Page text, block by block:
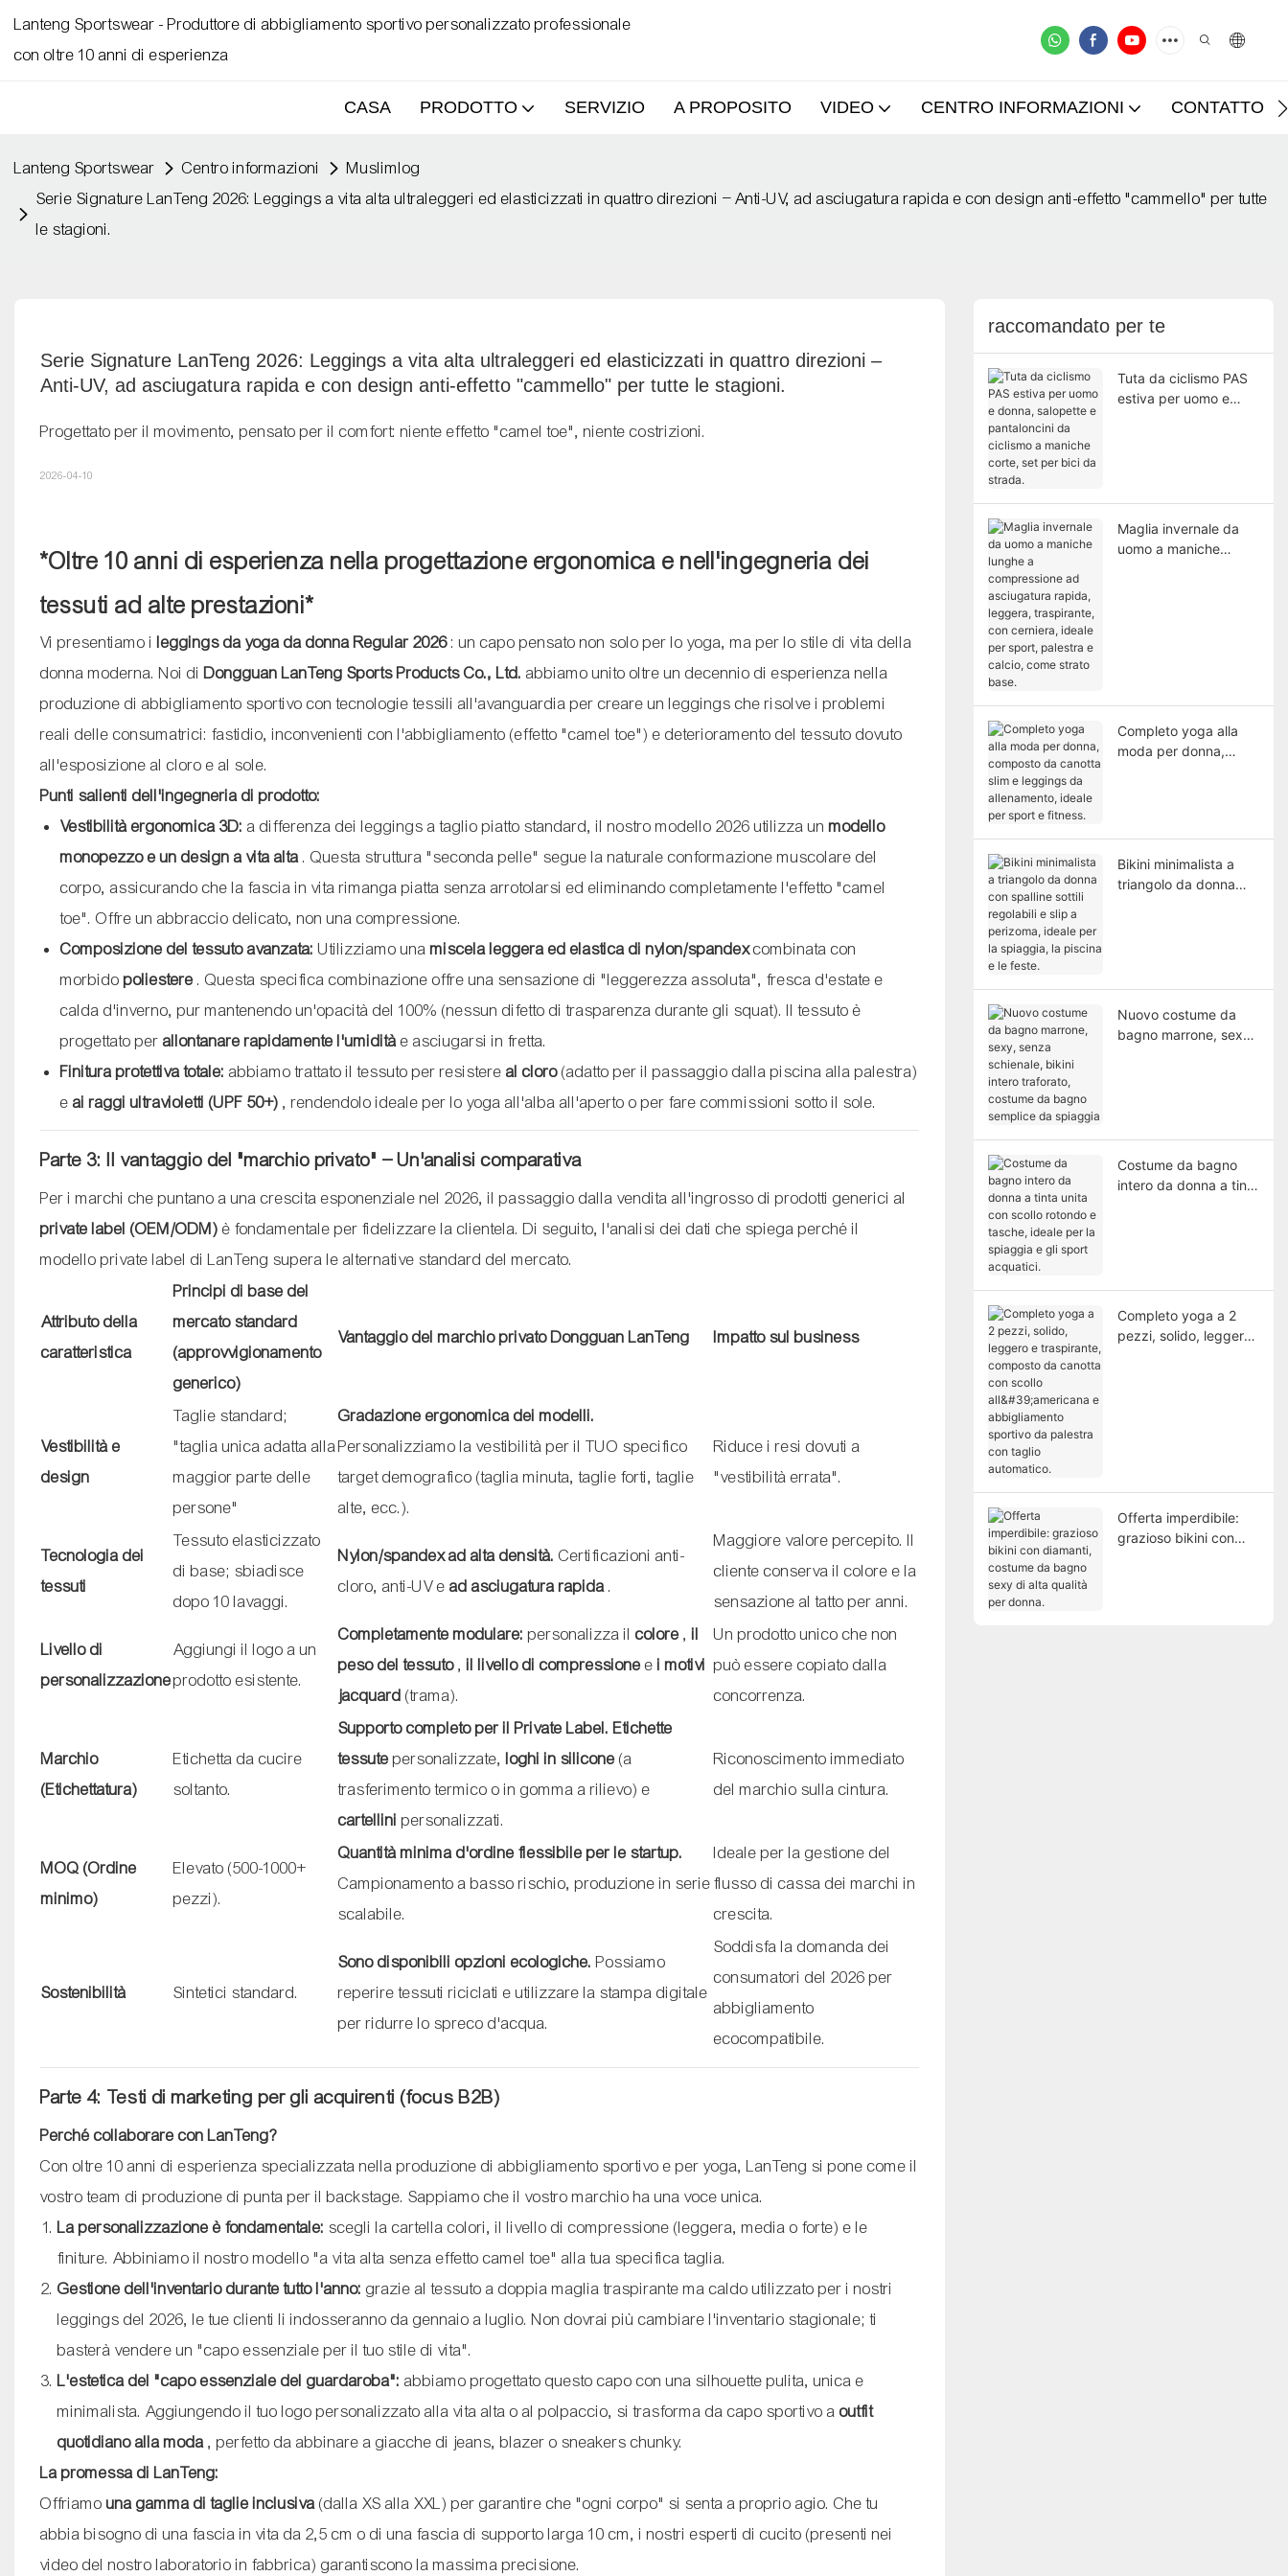
Lanteng Sportswear - Produttore di abbigliamento sportivo personalizzato professionale
con oltre 10 anni di esperienza
CASA PRODOTTO SERVIZIO A PROPOSITO VIDEO CENTRO INFORMAZIONI CONTATTO
Lanteng Sportswear Centro informazioni
Muslimlog
Serie Signature LanTeng 2026: Leggings a vita alta ultraleggeri ed elasticizzati in quattro direzioni – Anti-UV, ad asciugatura rapida e con design anti-effetto "cammello" per tutte
le stagioni.
Serie Signature LanTeng 2026: Leggings a vita alta ultraleggeri ed elasticizzati in quattro direzioni –
Anti-UV, ad asciugatura rapida e con design anti-effetto "cammello" per tutte le stagioni.
Progettato per il movimento, pensato per il comfort: niente effetto "camel toe", niente costrizioni.
2026-04-10
*Oltre 10 anni di esperienza nella progettazione ergonomica e nell'ingegneria dei
tessuti ad alte prestazioni*
Vi presentiamo ileggings da yoga da donna Regular 2026: un capo pensato non solo per lo yoga, ma per lo stile di vita della
donna moderna. Noi diDongguan LanTeng Sports Products Co., Ltd. abbiamo unito oltre un decennio di esperienza nella
produzione di abbigliamento sportivo con tecnologie tessili all'avanguardia per creare un leggings che risolve i problemi
reali delle consumatrici: fastidio, inconvenienti con l'abbigliamento (effetto "camel toe") e deterioramento del tessuto dovuto
all'esposizione al cloro e al sole.
Punti salienti dell'ingegneria di prodotto:
Vestibilità ergonomica 3D: a differenza dei leggings a taglio piatto standard, il nostro modello 2026 utilizza unmodello
monopezzo e un design a vita alta. Questa struttura "seconda pelle" segue la naturale conformazione muscolare del
corpo, assicurando che la fascia in vita rimanga piatta senza arrotolarsi ed eliminando completamente l'effetto "camel
toe". Offre un abbraccio delicato, non una compressione.
Composizione del tessuto avanzata: Utilizziamo unamiscela leggera ed elastica di nylon/spandexcombinata con
morbidopoliestere. Questa specifica combinazione offre una sensazione di "leggerezza assoluta", fresca d'estate e
calda d'inverno, pur mantenendo un'opacità del 100% (nessun difetto di trasparenza durante gli squat). Il tessuto è
progettato perallontanare rapidamente l'umiditàe asciugarsi in fretta.
Finitura protettiva totale: abbiamo trattato il tessuto per resistereal cloro(adatto per il passaggio dalla piscina alla palestra)
eai raggi ultravioletti (UPF 50+) , rendendolo ideale per lo yoga all'alba all'aperto o per fare commissioni sotto il sole.
Parte 3: Il vantaggio del "marchio privato" – Un'analisi comparativa
Per i marchi che puntano a una crescita esponenziale nel 2026, il passaggio dalla vendita all'ingrosso di prodotti generici al
private label (OEM/ODM) è fondamentale per fidelizzare la clientela. Di seguito, l'analisi dei dati che spiega perché il
modello private label di LanTeng supera le alternative standard del mercato.
Attributo della
caratteristica
Principi di base del
mercato standard
(approvvigionamento
generico)
Vantaggio del marchio privato Dongguan LanTeng Impatto sul business
Vestibilità e
design
Taglie standard;
"taglia unica adatta alla
maggior parte delle
persone"
Gradazione ergonomica dei modelli.
Personalizziamo la vestibilità per il TUO specifico
target demografico (taglia minuta, taglie forti, taglie
alte, ecc.).
Riduce i resi dovuti a
"vestibilità errata".
Tecnologia dei
tessuti
Tessuto elasticizzato
di base; sbiadisce
dopo 10 lavaggi.
Nylon/spandex ad alta densità. Certificazioni anti-
cloro, anti-UV e ad asciugatura rapida.
Maggiore valore percepito. Il
cliente conserva il colore e la
sensazione al tatto per anni.
Livello di
personalizzazione
Aggiungi il logo a un
prodotto esistente.
Completamente modulare: personalizza il colore ,il
peso del tessuto,il livello di compressione ei motivi
jacquard (trama).
Un prodotto unico che non
può essere copiato dalla
concorrenza.
Marchio
(Etichettatura)
Etichetta da cucire
soltanto.
Supporto completo per il Private Label. Etichette
tessutepersonalizzate,loghi in silicone (a
trasferimento termico o in gomma a rilievo) e
cartellini personalizzati.
Riconoscimento immediato
del marchio sulla cintura.
MOQ (Ordine
minimo)
Elevato (500-1000+
pezzi).
Quantità minima d'ordine flessibile per le startup.
Campionamento a basso rischio, produzione in serie
scalabile.
Ideale per la gestione del
flusso di cassa dei marchi in
crescita.
Sostenibilità Sintetici standard.
Sono disponibili opzioni ecologiche. Possiamo
reperire tessuti riciclati e utilizzare la stampa digitale
per ridurre lo spreco d'acqua.
Soddisfa la domanda dei
consumatori del 2026 per
abbigliamento
ecocompatibile.
Parte 4: Testi di marketing per gli acquirenti (focus B2B)
Perché collaborare con LanTeng?
Con oltre 10 anni di esperienza specializzata nella produzione di abbigliamento sportivo e per yoga, LanTeng si pone come il
vostro team di produzione di punta per il backstage. Sappiamo che il vostro marchio ha una voce unica.
La personalizzazione è fondamentale: scegli la cartella colori, il livello di compressione (leggera, media o forte) e le
finiture. Abbiniamo il nostro modello "a vita alta senza effetto camel toe" alla tua specifica taglia.
Gestione dell'inventario durante tutto l'anno: grazie al tessuto a doppia maglia traspirante ma caldo utilizzato per i nostri
leggings del 2026, le tue clienti li indosseranno da gennaio a luglio. Non dovrai più cambiare l'inventario stagionale; ti
basterà vendere un "capo essenziale per il tuo stile di vita".
L'estetica del "capo essenziale del guardaroba": abbiamo progettato questo capo con una silhouette pulita, unica e
minimalista. Aggiungendo il tuo logo personalizzato alla vita alta o al polpaccio, si trasforma da capo sportivo a outfit
quotidiano alla moda, perfetto da abbinare a giacche di jeans, blazer o sneakers chunky.
La promessa di LanTeng:
Offriamouna gamma di taglie inclusiva(dalla XS alla XXL) per garantire che "ogni corpo" si senta a proprio agio. Che tu
abbia bisogno di una fascia in vita da 2,5 cm o di una fascia di supporto larga 10 cm, i nostri esperti di cucito (presenti nei
video del nostro laboratorio in fabbrica) garantiscono la massima precisione.
raccomandato per te
Tuta da ciclismo PAS
estiva per uomo e
Maglia invernale da
uomo a maniche
base.
Completo yoga alla
moda per donna,
Bikini minimalista a
triangolo da donna
Nuovo costume da
bagno marrone, sexy,
Costume da bagno
intero da donna a tinta
Completo yoga a 2
pezzi, solido, leggero
Offerta imperdibile:
grazioso bikini con